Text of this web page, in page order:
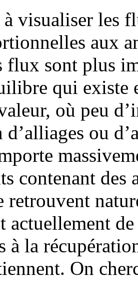
visualiser les
aux
flux sont plus
qui existe
où peu
ou
contenant
retrouvent
actuellement
à la
On